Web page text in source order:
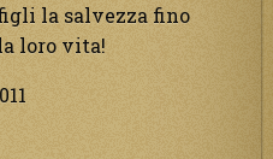
la salvezza fino
loro vita!